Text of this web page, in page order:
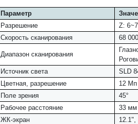
Параметр
Разрешение
Z:
Скорость сканирования
68
Диапазон сканирования
Источник света
SLD
Цветная, разрешение
12 Мп
Поле зрения
45°
Рабочее расстояние
33 мм
ЖК-экран
12.1",